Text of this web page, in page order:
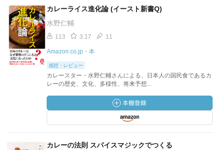
カレーライス進化論 (イースト新書Q)
水野仁輔
113 3.17 11
Amazon.co.jp・本
感想・レビュー
カレースター・水野仁輔さんによる、日本人の国民食であるカ
レーの歴史、文化、多様性、将来予想...
カレーの法則 スパイスマジックでつくる